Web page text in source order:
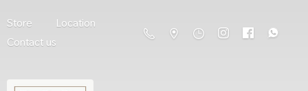
Store
Location
Contact us